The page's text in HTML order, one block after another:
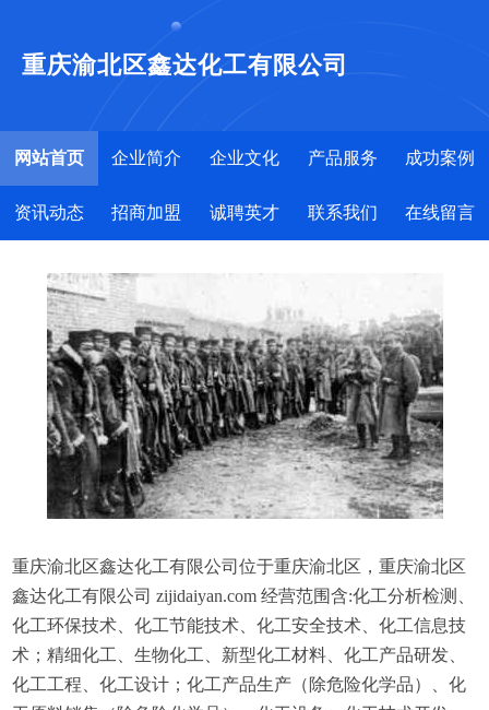
重庆渝北区鑫达化工有限公司
网站首页 企业简介 企业文化 产品服务 成功案例
资讯动态 招商加盟 诚聘英才 联系我们 在线留言
重庆渝北区鑫达化工有限公司位于重庆渝北区，重庆渝北区
鑫达化工有限公司 zijidaiyan.com 经营范围含:化工分析检测、
化工环保技术、化工节能技术、化工安全技术、化工信息技
术；精细化工、生物化工、新型化工材料、化工产品研发、
化工工程、化工设计；化工产品生产（除危险化学品）、化